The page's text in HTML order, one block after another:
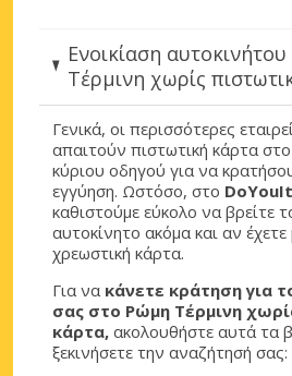
Ενοικίαση
Τέρμινη χωρίς
Γενικά, οι περισσότερες
απαιτούν πιστωτική κάρτα
κύριου οδηγού για να
εγγύηση. Ωστόσο, στο
καθιστούμε εύκολο να βρείτε
αυτοκίνητο ακόμα και αν
χρεωστική κάρτα.
Για να κάνετε κράτηση για
σας στο Ρώμη Τέρμινη
κάρτα, ακολουθήστε αυτά τα
ξεκινήσετε την αναζήτησή σας: